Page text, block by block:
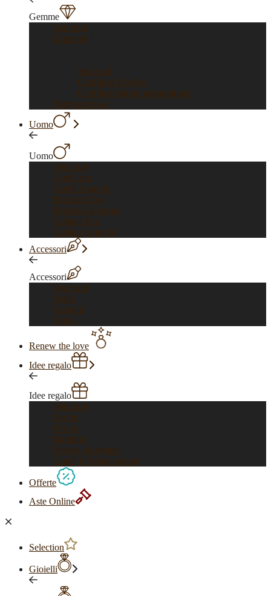
Gemme
Vedi tutti
Diamanti
Vedi tutti
Certificati Orofirst
Certificati istituti gemmologici
Pietre preziose
Uomo
Uomo
Vedi tutti
Anelli oro
Anelli Argento
Bracciali Oro
Bracciali Argento
Collane Oro
Collane Argento
Accessori
Accessori
Vedi tutti
Spille
Gemelli
Penne
Renew the love
Idee regalo
Idee regalo
Vedi tutti
Per lui
Per lei
Bambini
Feste e ricorrenze
Anelli di fidanzamento
Offerte
Aste Online
Selection
Gioielli